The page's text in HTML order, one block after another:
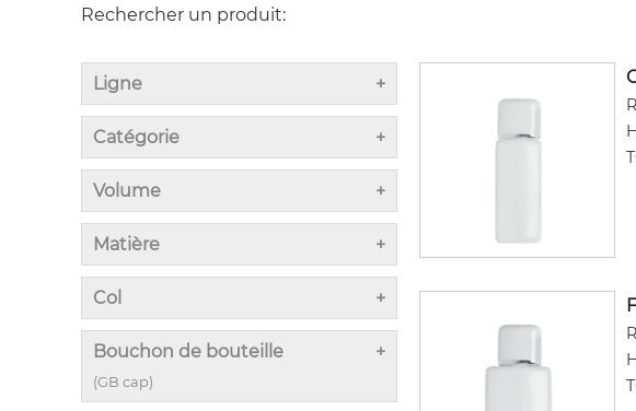
Rechercher un produit:
Ligne
Catégorie
Volume
Matière
Col
Bouchon de bouteille
(GB cap)